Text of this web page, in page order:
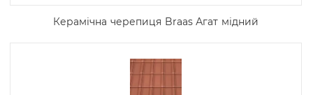
Керамічна черепиця Braas Агат мідний